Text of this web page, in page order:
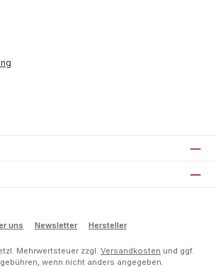
uns Newsletter Hersteller
Mehrwertsteuer zzgl. Versandkosten und ggf.
wenn nicht anders angegeben.